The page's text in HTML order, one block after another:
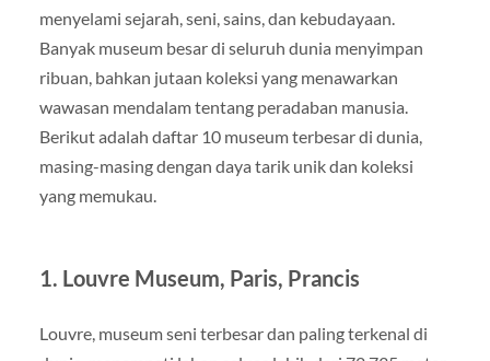
menyelami sejarah, seni, sains, dan kebudayaan.
Banyak museum besar di seluruh dunia menyimpan
ribuan, bahkan jutaan koleksi yang menawarkan
wawasan mendalam tentang peradaban manusia.
Berikut adalah daftar 10 museum terbesar di dunia,
masing-masing dengan daya tarik unik dan koleksi
yang memukau.
1. Louvre Museum, Paris, Prancis
Louvre, museum seni terbesar dan paling terkenal di